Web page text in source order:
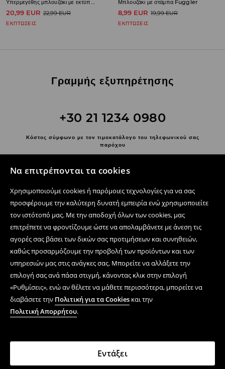
Να επιτρέπονται τα cookies
Χρησιμοποιούμε cookies ή παρόμοιες τεχνολογίες για να σας
προσφέρουμε την καλύτερη δυνατή εμπειρία ενώ χρησιμοποιείτε
τον ιστότοπό μας. Με την αποδοχή όλων των cookies, μας
επιτρέπετε να φροντίζουμε ώστε να απολαμβάνετε με άνεση τις
αγορές σας βάσει των δικών σας προτιμήσεων και συνηθειών,
καθώς προσαρμόζουμε την προβολή των προϊόντων και των
υπηρεσιών μας στις ανάγκες σας. Μπορείτε να αλλάξετε την
επιλογή σας ανά πάσα στιγμή, κάνοντας κλικ στην επιλογή
«Ρυθμίσεις», ενώ αν θέλετε να μάθετε περισσότερα, μπορείτε να
διαβάσετε την Πολιτική για τα Cookies και την
Πολιτική Απορρήτου.
Εντάξει
20,99 EUR 22,99 EUR
ΕΚΠΤΩΣΕΙΣ
Μπλουζάκι με στάμπα Fuggler
8,99 EUR 19,99 EUR
ΕΚΠΤΩΣΕΙΣ
Γραμμής εξυπηρέτησης
+30 21 1234 0980
Κόστος σύμφωνο με τον τιμοκατάλογο του τηλεφωνικού σας
παρόχου
Ακολουθήστε μας
Κέντρο βοήθειας
Ηλεκτρονικές αγορές
Όροι και συνθήκες
Πολιτική Απορρήτου
LPP GREECE Μονοπώλιο Ιδωτικό, Κεφαλαία Επιχείρηση